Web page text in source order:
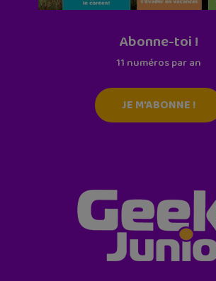
Abonne-toi !
11 numéros par an
JE M'ABONNE !